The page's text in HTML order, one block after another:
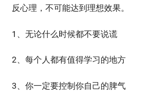
反心理，不可能达到理想效果。
1、无论什么时候都不要说谎
2、每个人都有值得学习的地方
3、你一定要控制你自己的脾气